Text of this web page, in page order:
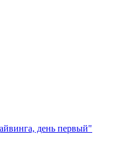
день первый"